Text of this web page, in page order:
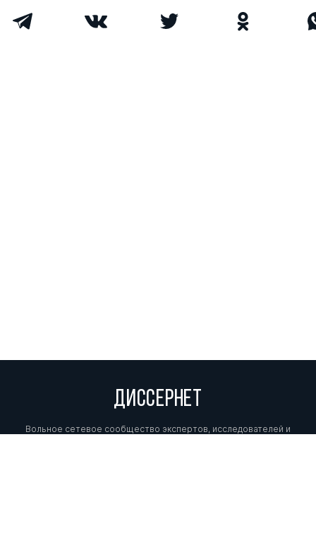
ДИССЕРНЕТ
Вольное сетевое сообщество экспертов, исследователей и